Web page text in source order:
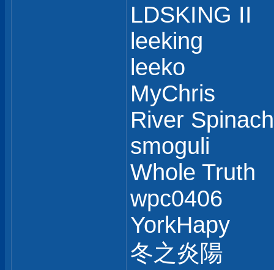
LDSKING II
leeking
leeko
MyChris
River Spinach
smoguli
Whole Truth
wpc0406
YorkHapy
冬之炎陽